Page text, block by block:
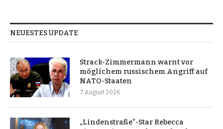
NEUESTES UPDATE
Strack-Zimmermann warnt vor
möglichem russischem Angriff auf
NATO-Staaten
7 August 2026
„Lindenstraße“-Star Rebecca